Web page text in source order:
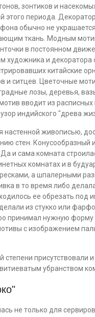
зонтиков и
этого периода.
обычно не
ткань. Модным
в постоянном
художника и
китайские
и ситцев. Цветочные
лозы, деревья,
вводит из
индийского "древа
настенной живописью,
стен. Конусообразный
и сама комната
комнатах и в
а шпалерными
в то время либо
ее обрезать под
из стукко или
принимал нужную форму
с изображением
степени присутствовали
убранством
не только для